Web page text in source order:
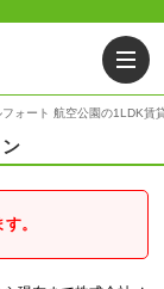
フォート 航空公園の1LDK賃
。